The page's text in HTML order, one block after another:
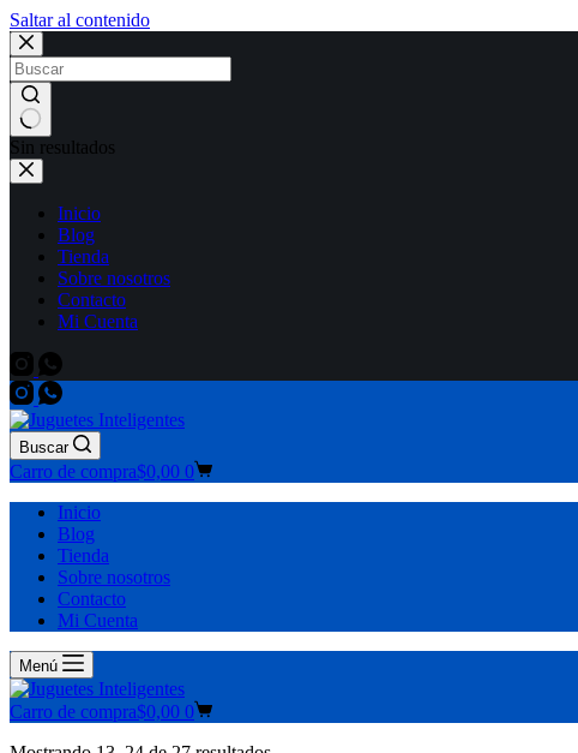
Saltar al contenido
Sin resultados
Inicio
Blog
Tienda
Sobre nosotros
Contacto
Mi Cuenta
Buscar
Carro de compra$0,00 0
Inicio
Blog
Tienda
Sobre nosotros
Contacto
Mi Cuenta
Menú
Carro de compra$0,00 0